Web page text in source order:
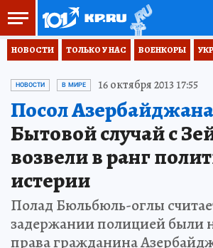
НОВОСТИ ТОЛЬКО У НАС ВОЕНКОРЫ
НОВОСТИ В МИРЕ 16 октября 2013 17:55
Посол
Бытовой случай с
возвели в ранг
истерии
Полад Бюльбюль-оглы
задержании полицией были
права гражданина